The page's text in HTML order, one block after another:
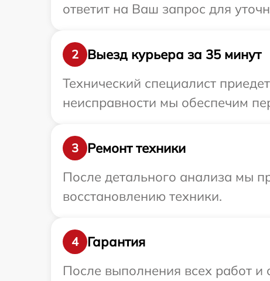
ответит на Ваш запрос для
2
Выезд курьера за 35 минут
Технический специалист
неисправности мы обеспечим
3
Ремонт техники
После детального анализа мы
восстановлению техники.
4
Гарантия
После выполнения всех работ